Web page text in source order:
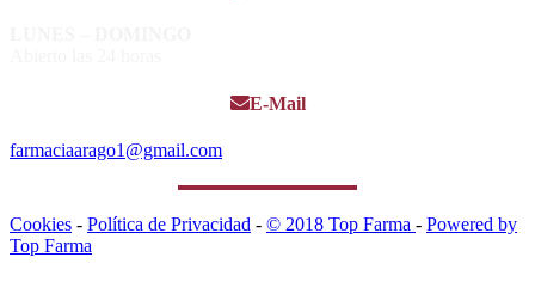
E-Mail
farmaciaarago1@gmail.com
Cookies - Política de Privacidad - © 2018 Top Farma - Powered by
Top Farma